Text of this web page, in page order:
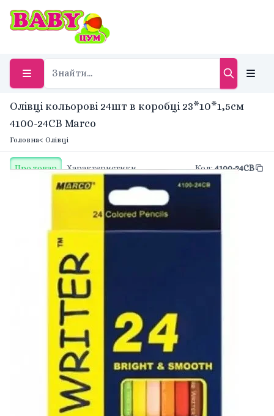
Олівці кольорові 24шт в коробці 23*10*1,5см
4100-24СВ Marco
Головна< Олівці
Про товар Характеристики Код:4100-24СВ